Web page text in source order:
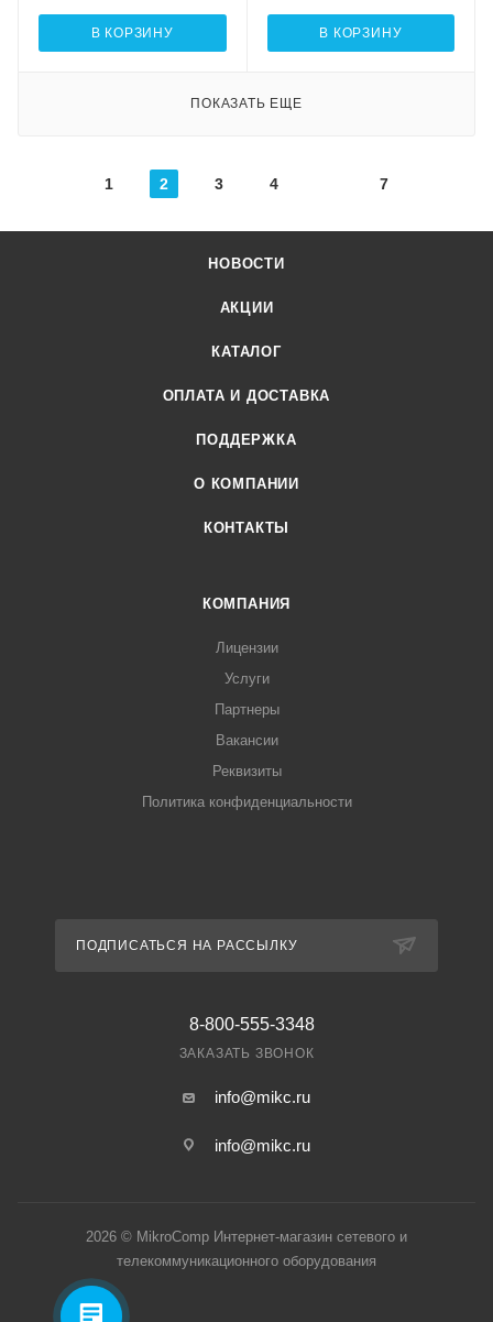
В КОРЗИНУ В КОРЗИНУ
ПОКАЗАТЬ ЕЩЕ
1 2 3 4 7
НОВОСТИ
АКЦИИ
КАТАЛОГ
ОПЛАТА И ДОСТАВКА
ПОДДЕРЖКА
О КОМПАНИИ
КОНТАКТЫ
КОМПАНИЯ
Лицензии
Услуги
Партнеры
Вакансии
Реквизиты
Политика конфиденциальности
ПОДПИСАТЬСЯ НА РАССЫЛКУ
8-800-555-3348
ЗАКАЗАТЬ ЗВОНОК
info@mikc.ru
info@mikc.ru
2026 © MikroComp Интернет-магазин сетевого и
телекоммуникационного оборудования